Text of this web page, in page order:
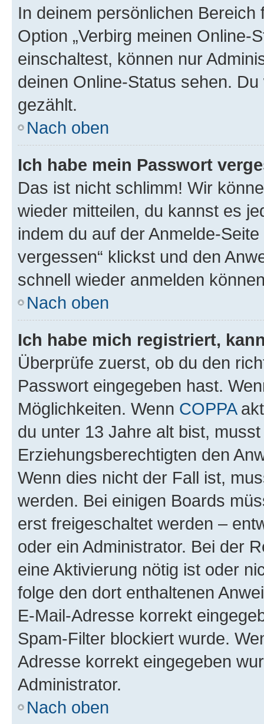
In deinem persönlichen
Option „Verbirg meinen Online-
einschaltest, können nur
deinen Online-Status sehen.
gezählt.
Nach oben
Ich habe mein Passwort
Das ist nicht schlimm! Wir
wieder mitteilen, du kannst es
indem du auf der Anmelde-
vergessen“ klickst und den
schnell wieder anmelden
Nach oben
Ich habe mich registriert,
Überprüfe zuerst, ob du den
Passwort eingegeben hast.
Möglichkeiten. Wenn COPPA
du unter 13 Jahre alt bist,
Erziehungsberechtigten den
Wenn dies nicht der Fall ist,
werden. Bei einigen Boards
erst freigeschaltet werden –
oder ein Administrator. Bei der
eine Aktivierung nötig ist oder
folge den dort enthaltenen
E-Mail-Adresse korrekt
Spam-Filter blockiert wurde.
Adresse korrekt eingegeben
Administrator.
Nach oben